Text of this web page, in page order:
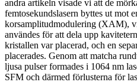
andra artikeln visade vi att de
femtosekundslasern byttes ut mot
korsamplitudmodulering (XAM),
användes för att dela upp
kristallen var placerad, och en
placerades. Genom att matcha
ljusa pulser formades i 1064 nm
SFM och därmed förlusterna för